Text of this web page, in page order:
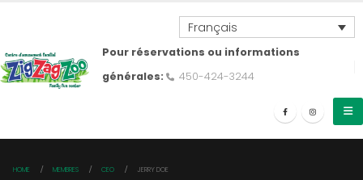
Français
Pour réservations ou informations
générales:
450-424-3244
HOME MEMBRES CEO JERRY DOE